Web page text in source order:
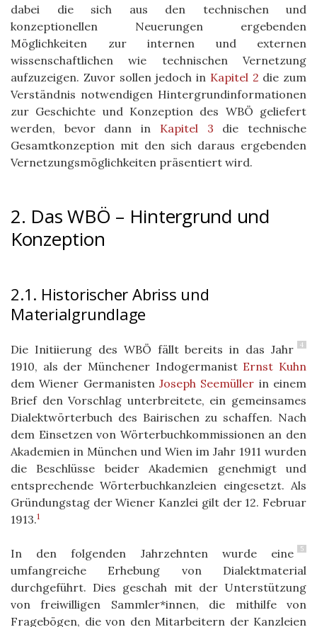
dabei die sich aus den technischen und
konzeptionellen Neuerungen ergebenden
Möglichkeiten zur internen und externen
wissenschaftlichen wie technischen Vernetzung
aufzuzeigen. Zuvor sollen jedoch in Kapitel 2 die zum
Verständnis notwendigen Hintergrundinformationen
zur Geschichte und Konzeption des WBÖ geliefert
werden, bevor dann in Kapitel 3 die technische
Gesamtkonzeption mit den sich daraus ergebenden
Vernetzungsmöglichkeiten präsentiert wird.
2. Das WBÖ – Hintergrund und
Konzeption
2.1. Historischer Abriss und
Materialgrundlage
4
Die Initiierung des WBÖ fällt bereits in das Jahr
1910, als der Münchener Indogermanist Ernst Kuhn
dem Wiener Germanisten Joseph Seemüller in einem
Brief den Vorschlag unterbreitete, ein gemeinsames
Dialektwörterbuch des Bairischen zu schaffen. Nach
dem Einsetzen von Wörterbuchkommissionen an den
Akademien in München und Wien im Jahr 1911 wurden
die Beschlüsse beider Akademien genehmigt und
entsprechende Wörterbuchkanzleien eingesetzt. Als
Gründungstag der Wiener Kanzlei gilt der 12. Februar
1913.1
5
In den folgenden Jahrzehnten wurde eine
umfangreiche Erhebung von Dialektmaterial
durchgeführt. Dies geschah mit der Unterstützung
von freiwilligen Sammler*innen, die mithilfe von
Fragebögen, die von den Mitarbeitern der Kanzleien